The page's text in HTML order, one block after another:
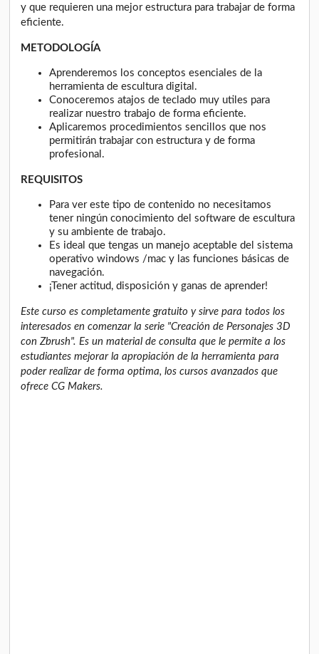
y que requieren una mejor estructura para trabajar de forma
eficiente.
METODOLOGÍA
Aprenderemos los conceptos esenciales de la
herramienta de escultura digital.
Conoceremos atajos de teclado muy utiles para
realizar nuestro trabajo de forma eficiente.
Aplicaremos procedimientos sencillos que nos
permitirán trabajar con estructura y de forma
profesional.
REQUISITOS
Para ver este tipo de contenido no necesitamos
tener ningún conocimiento del software de escultura
y su ambiente de trabajo.
Es ideal que tengas un manejo aceptable del sistema
operativo windows /mac y las funciones básicas de
navegación.
¡Tener actitud, disposición y ganas de aprender!
Este curso es completamente gratuito y sirve para todos los
interesados en comenzar la serie "Creación de Personajes 3D
con Zbrush". Es un material de consulta que le permite a los
estudiantes mejorar la apropiación de la herramienta para
poder realizar de forma optima, los cursos avanzados que
ofrece CG Makers.